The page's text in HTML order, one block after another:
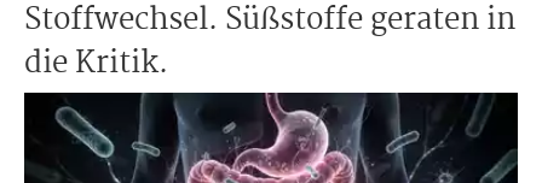
Stoffwechsel. Süßstoffe geraten in
die Kritik.